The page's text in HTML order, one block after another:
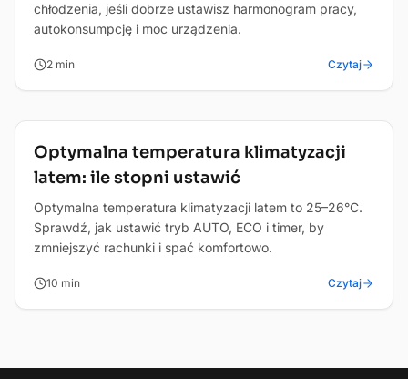
chłodzenia, jeśli dobrze ustawisz harmonogram pracy,
autokonsumpcję i moc urządzenia.
2 min Czytaj
Oszczednosc
Optymalna temperatura klimatyzacji
latem: ile stopni ustawić
Optymalna temperatura klimatyzacji latem to 25–26°C.
Sprawdź, jak ustawić tryb AUTO, ECO i timer, by
zmniejszyć rachunki i spać komfortowo.
10 min Czytaj